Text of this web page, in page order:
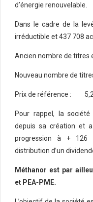
d’énergie renouvelable.
Dans le cadre de la
irréductible et 437 708
Ancien nombre de
Nouveau nombre de
Prix de référence :
Pour rappel, la
depuis sa création et
progression à + 126
distribution d’un
Méthanor est par
et PEA-PME.